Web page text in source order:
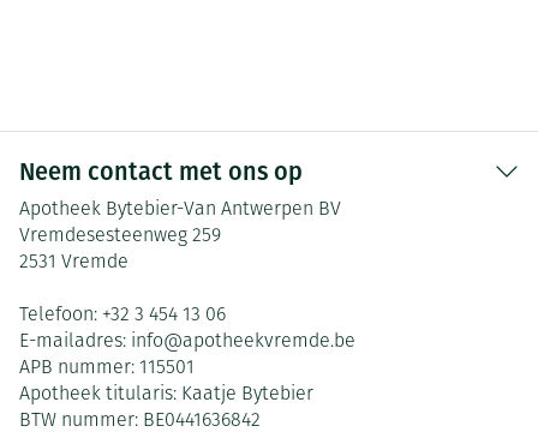
Neem contact met ons op
Apotheek Bytebier-Van Antwerpen BV
Vremdesesteenweg 259
2531 Vremde
Telefoon: +32 3 454 13 06
E-mailadres: info@apotheekvremde.be
APB nummer: 115501
Apotheek titularis: Kaatje Bytebier
BTW nummer: BE0441636842